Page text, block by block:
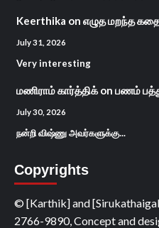
Keerthika on எழுத மறந்த
July 31, 2026
Very interesting
மணிராம் கார்த்திக்on பணம்
July 30, 2026
நன்றி விஷ்ணு அவர்களுக்கு...
Copyrights
© [Karthik] and
2766-9890, Concept and